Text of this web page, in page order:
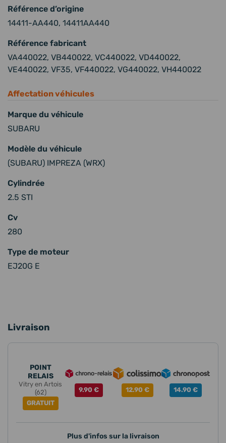
Référence d’origine
14411-AA440, 14411AA440
Référence fabricant
VA440022, VB440022, VC440022, VD440022,
VE440022, VF35, VF440022, VG440022, VH440022
Affectation véhicules
Marque du véhicule
SUBARU
Modèle du véhicule
(SUBARU) IMPREZA (WRX)
Cylindrée
2.5 STI
Cv
280
Type de moteur
EJ20G E
Livraison
POINT
RELAIS
Vitry en Artois
(62)
GRATUIT
9.90 € 12.90 € 14.90 €
Plus d'infos sur la livraison